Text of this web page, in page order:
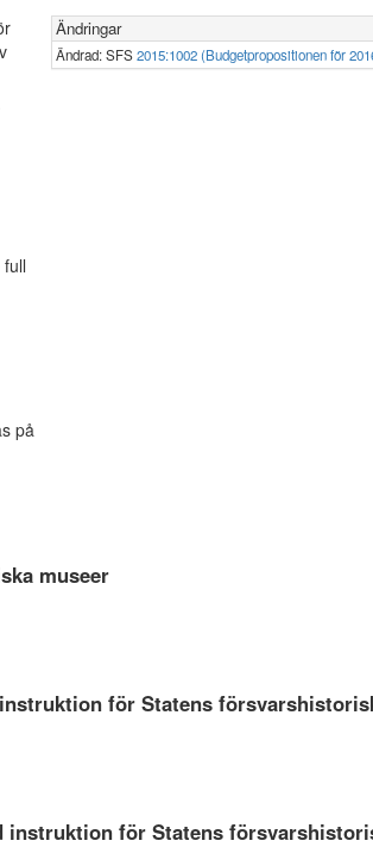
Ändringar
Ändrad: SFS2015:1002 (Budgetpropositionen för
på
museer
för Statens
instruktion för Statens